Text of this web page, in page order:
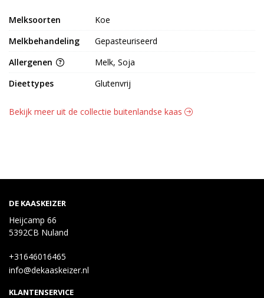
Melksoorten
Koe
Melkbehandeling
Gepasteuriseerd
Allergenen
Melk, Soja
Dieettypes
Glutenvrij
Bekijk meer uit de collectie buitenlandse kaas
DE KAASKEIZER
Heijcamp 66
5392CB Nuland
+31646016465
info@dekaaskeizer.nl
KLANTENSERVICE